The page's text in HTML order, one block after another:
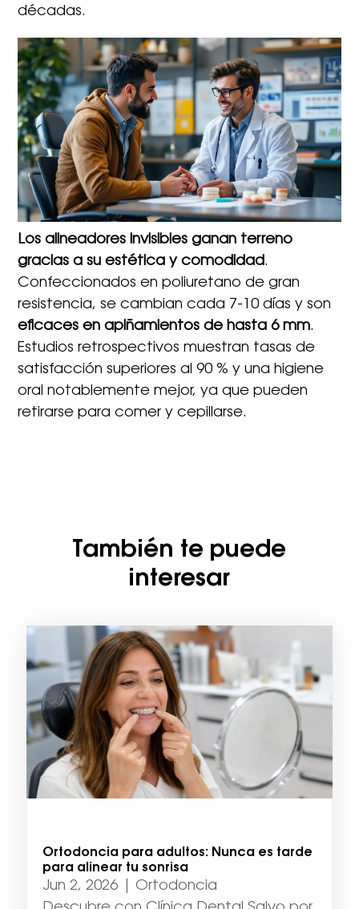
décadas.
Los alineadores invisibles ganan terreno
gracias a su estética y comodidad.
Confeccionados en poliuretano de gran
resistencia, se cambian cada 7-10 días y son
eficaces en apiñamientos de hasta 6 mm.
Estudios retrospectivos muestran tasas de
satisfacción superiores al 90 % y una higiene
oral notablemente mejor, ya que pueden
retirarse para comer y cepillarse.
También te puede
interesar
Ortodoncia para adultos: Nunca es tarde
para alinear tu sonrisa
Jun 2, 2026| Ortodoncia